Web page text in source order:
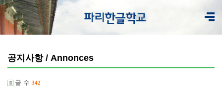
공지사항 / Annonces
글 수 342